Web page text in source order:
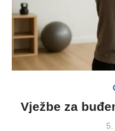
Vježbe za
5.